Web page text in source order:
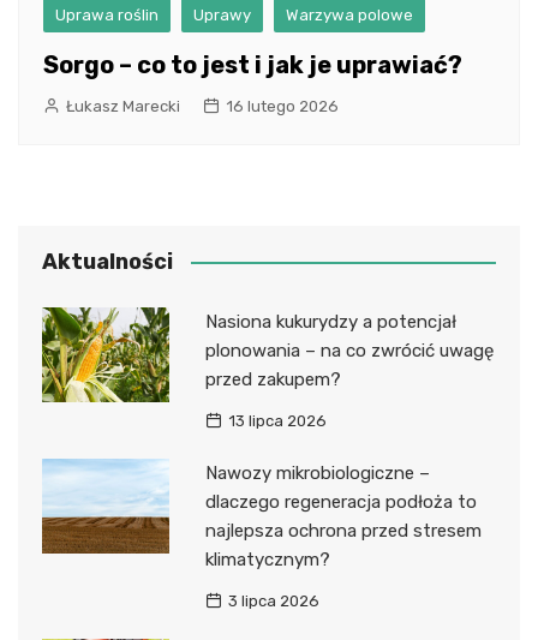
Uprawa roślin Uprawy Warzywa polowe
Sorgo – co to jest i jak je uprawiać?
Łukasz Marecki 16 lutego 2026
Aktualności
Nasiona kukurydzy a potencjał
plonowania – na co zwrócić uwagę
przed zakupem?
13 lipca 2026
Nawozy mikrobiologiczne –
dlaczego regeneracja podłoża to
najlepsza ochrona przed stresem
klimatycznym?
3 lipca 2026